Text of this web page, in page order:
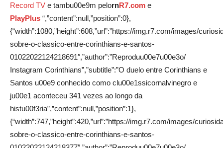
Record TV e tambu00e9m pelornR7.com e
PlayPlus “,”content”:null,”position”:0},
{“width”:1080,”height”:608,”url”:”https://img.r7.com/images/
sobre-o-classico-entre-corinthians-e-santos-
01022022124218691″,”author”:”Reproduu00e7u00e3o/
Instagram Corinthians”,”subtitle”:”O duelo entre Corinthians e
Santos u00e9 conhecido como clu00e1ssicornalvinegro e
ju00e1 aconteceu 341 vezes ao longo da
histu00f3ria”,”content”:null,”position”:1},
{“width”:747,”height”:420,”url”:”https://img.r7.com/images/
sobre-o-classico-entre-corinthians-e-santos-